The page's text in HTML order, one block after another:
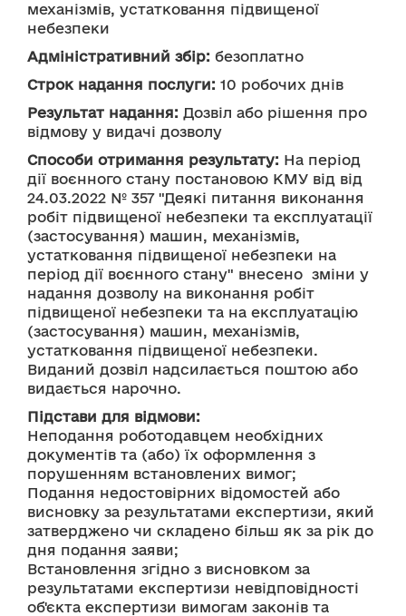
механізмів, устатковання підвищеної
небезпеки
Адміністративний збір: безоплатно
Строк надання послуги: 10 робочих днів
Результат надання: Дозвіл або рішення про
відмову у видачі дозволу
Способи отримання результату: На період
дії воєнного стану постановою КМУ від від
24.03.2022 № 357 "Деякі питання виконання
робіт підвищеної небезпеки та експлуатації
(застосування) машин, механізмів,
устатковання підвищеної небезпеки на
період дії воєнного стану" внесено  зміни у
надання дозволу на виконання робіт
підвищеної небезпеки та на експлуатацію
(застосування) машин, механізмів,
устатковання підвищеної небезпеки.
Виданий дозвіл надсилається поштою або
видається нарочно.
Підстави для відмови:
Неподання роботодавцем необхідних
документів та (або) їх оформлення з
порушенням встановлених вимог;
Подання недостовірних відомостей або
висновку за результатами експертизи, який
затверджено чи складено більш як за рік до
дня подання заяви;
Встановлення згідно з висновком за
результатами експертизи невідповідності
об'єкта експертизи вимогам законів та